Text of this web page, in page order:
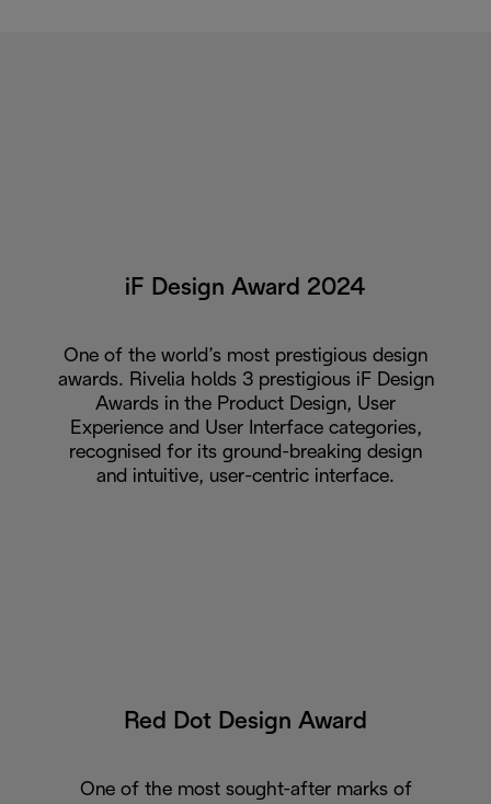
iF Design Award 2024
One of the world’s most prestigious design
awards. Rivelia holds 3 prestigious iF Design
Awards in the Product Design, User
Experience and User Interface categories,
recognised for its ground-breaking design
and intuitive, user-centric interface.
Red Dot Design Award
One of the most sought-after marks of